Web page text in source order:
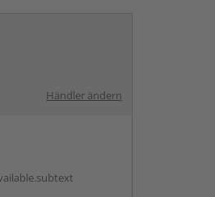
Händler ändern